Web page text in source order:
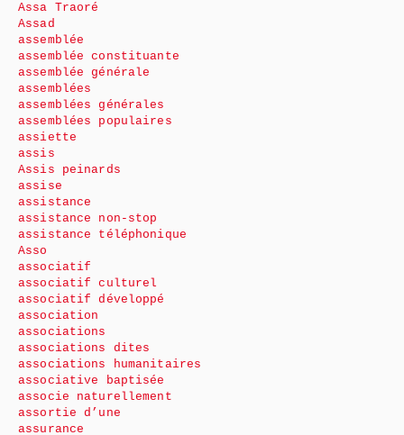
Assa Traoré
Assad
assemblée
assemblée constituante
assemblée générale
assemblées
assemblées générales
assemblées populaires
assiette
assis
Assis peinards
assise
assistance
assistance non-stop
assistance téléphonique
Asso
associatif
associatif culturel
associatif développé
association
associations
associations dites
associations humanitaires
associative baptisée
associe naturellement
assortie d’une
assurance